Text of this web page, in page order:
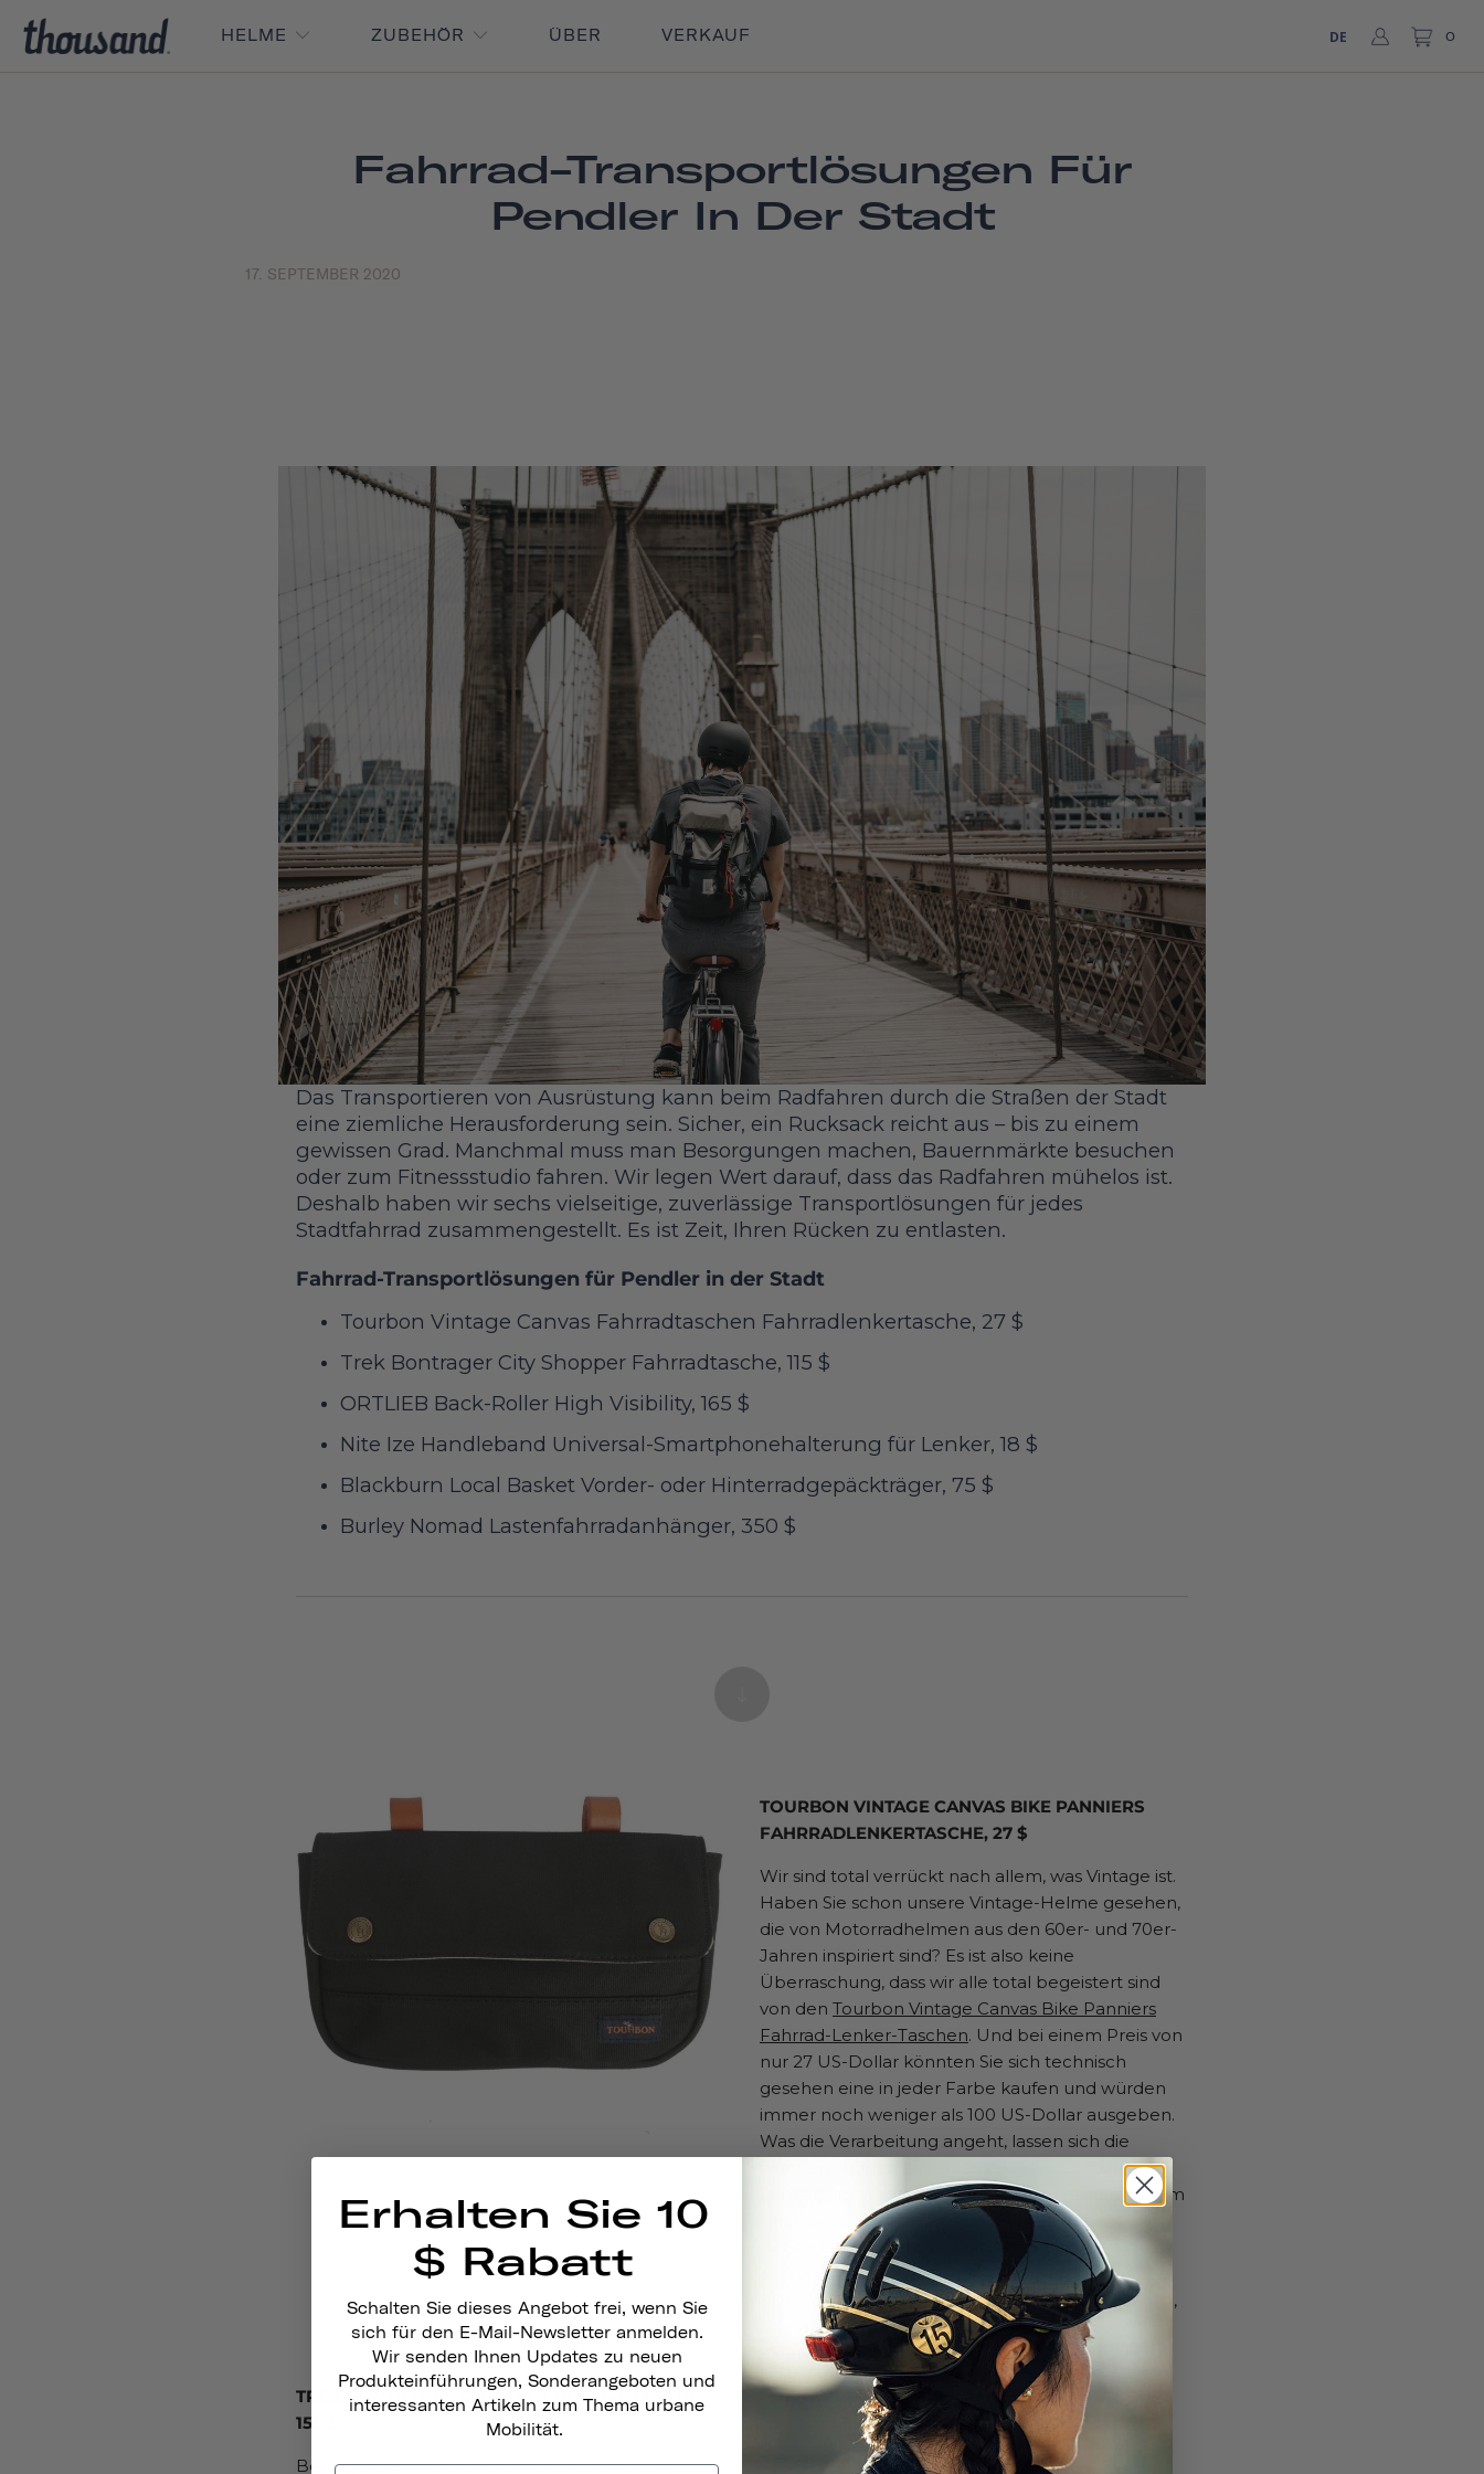
HELME ZUBEHÖR ÜBER VERKAUF DE 0
Fahrrad-Transportlösungen Für
Pendler In Der Stadt
17. SEPTEMBER 2020
Das Transportieren von Ausrüstung kann beim Radfahren durch die Straßen der Stadt
eine ziemliche Herausforderung sein. Sicher, ein Rucksack reicht aus – bis zu einem
gewissen Grad. Manchmal muss man Besorgungen machen, Bauernmärkte besuchen
oder zum Fitnessstudio fahren. Wir legen Wert darauf, dass das Radfahren mühelos ist.
Deshalb haben wir sechs vielseitige, zuverlässige Transportlösungen für jedes
Stadtfahrrad zusammengestellt. Es ist Zeit, Ihren Rücken zu entlasten.
Fahrrad-Transportlösungen für Pendler in der Stadt
Tourbon Vintage Canvas Fahrradtaschen Fahrradlenkertasche, 27 $
Trek Bontrager City Shopper Fahrradtasche, 115 $
ORTLIEB Back-Roller High Visibility, 165 $
Nite Ize Handleband Universal-Smartphonehalterung für Lenker, 18 $
Blackburn Local Basket Vorder- oder Hinterradgepäckträger, 75 $
Burley Nomad Lastenfahrradanhänger, 350 $
TOURBON VINTAGE CANVAS BIKE PANNIERS
FAHRRADLENKERTASCHE, 27 $
Wir sind total verrückt nach allem, was Vintage ist.
Haben Sie schon unsere Vintage-Helme gesehen,
die von Motorradhelmen aus den 60er- und 70er-
Jahren inspiriert sind? Es ist also keine
Überraschung, dass wir alle total begeistert sind
von den Tourbon Vintage Canvas Bike Panniers
Fahrrad-Lenker-Taschen. Und bei einem Preis von
nur 27 US-Dollar könnten Sie sich technisch
gesehen eine in jeder Farbe kaufen und würden
immer noch weniger als 100 US-Dollar ausgeben.
Was die Verarbeitung angeht, lassen sich die
wunderschönen Lederriemen ganz einfach am
Lenker, am vorderen Oberrohr, am Sattel oder am
Gepäckträger Ihres Fahrrads befestigen.
Außerdem besteht sie aus wasserdichtem,
gewachstem Canvas und ist somit ideal für jedes
Klima. Wenn Sie an Ihrem Ziel angekommen sind,
schnallen Sie sie einfach ab und stecken Sie sie in
einen Rucksack oder eine Tragetasche.
TREK BONTRAGER CITY SHOPPER RADTASCHE,
155 $
Besorgungen machen? Check. Sportkleidung
Erhalten Sie 10
$ Rabatt
Schalten Sie dieses Angebot frei, wenn Sie
sich für den E-Mail-Newsletter anmelden.
Wir senden Ihnen Updates zu neuen
Produkteinführungen, Sonderangeboten und
interessanten Artikeln zum Thema urbane
Mobilität.